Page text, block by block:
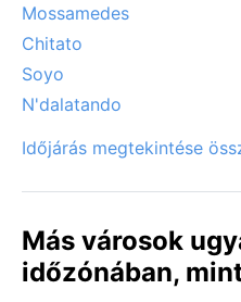
Mossamedes
Chitato
Soyo
N'dalatando
Időjárás megtekintése
Más városok
időzónában,